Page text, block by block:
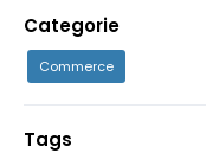
Categorie
Commerce
Tags